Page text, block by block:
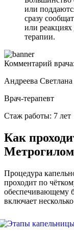
или
сразу
или
терапии.
Комментарий врача:
Андреева
Врач-терапевт
Стаж работы: 7 лет
Как
Процедура
проходит по
обеспечивающему
включает